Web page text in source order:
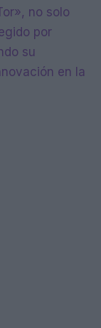
no solo
por
su
en la